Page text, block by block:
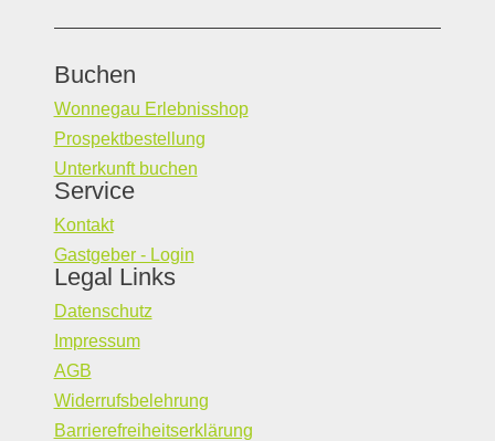
Buchen
Wonnegau Erlebnisshop
Prospektbestellung
Unterkunft buchen
Service
Kontakt
Gastgeber - Login
Legal Links
Datenschutz
Impressum
AGB
Widerrufsbelehrung
Barrierefreiheitserklärung